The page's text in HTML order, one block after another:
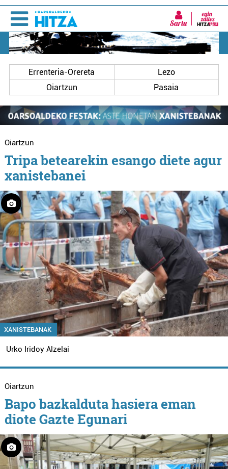
Sartu
Errenteria-Orereta
Lezo
Oiartzun
Pasaia
Oiartzun
Tripa betearekin esango diete agur
xanistebanei
XANISTEBANAK
Urko Iridoy Alzelai
Oiartzun
Bapo bazkalduta hasiera eman
diote Gazte Egunari